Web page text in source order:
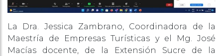
La Dra. Jessica Zambrano, Coordinadora de la
Maestría de Empresas Turísticas y el Mg. José
Macías docente, de la Extensión Sucre de la